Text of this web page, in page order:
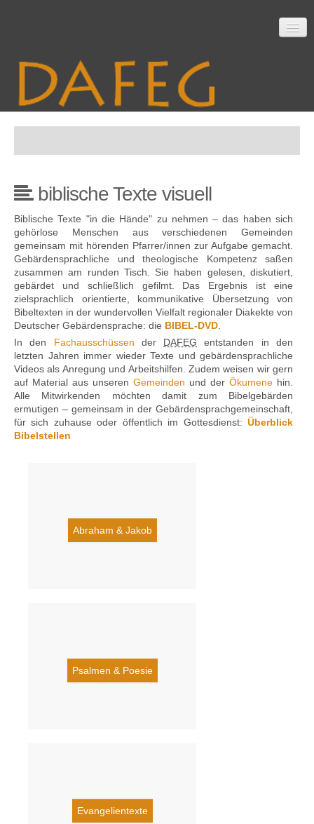
Mitarbeit
Material
Themen
Kontakt
biblische Texte visuell
Biblische Texte "in die Hände" zu nehmen – das haben sich
gehörlose Menschen aus verschiedenen Gemeinden
gemeinsam mit hörenden Pfarrer/innen zur Aufgabe gemacht.
Gebärdensprachliche und theologische Kompetenz saßen
zusammen am runden Tisch. Sie haben gelesen, diskutiert,
gebärdet und schließlich gefilmt. Das Ergebnis ist eine
zielsprachlich orientierte, kommunikative Übersetzung von
Bibeltexten in der wundervollen Vielfalt regionaler Diakekte von
Deutscher Gebärdensprache: die BIBEL-DVD
In den Fachausschüssen der DAFEG entstanden in den
letzten Jahren immer wieder Texte und gebärden­sprach­liche
Videos als Anregung und Arbeitshilfen. Zudem weisen wir gern
auf Material aus unseren Gemeinden und der Ökumene hin.
Alle Mitwirkenden möchten damit zum Bibelgebärden
ermutigen – gemeinsam in der Gebärdensprachgemeinschaft,
für sich zuhause oder öffentlich im Gottesdienst: Überblick
Bibelstellen
Abraham & Jakob
Psalmen & Poesie
Evangelientexte